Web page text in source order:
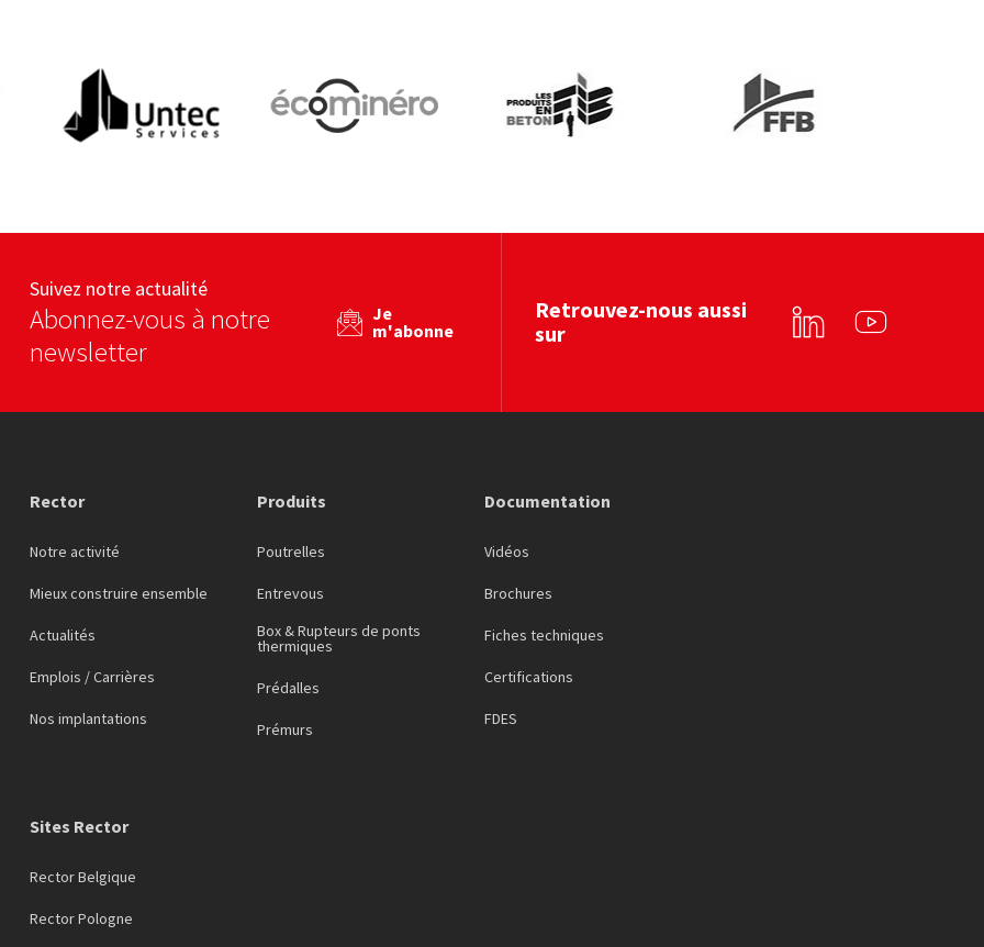
Suivez notre actualité
Abonnez-vous à notre
newsletter
Je
m'abonne
Retrouvez-nous aussi
sur
Linkedin YouTube
Rector
Notre activité
Mieux construire ensemble
Actualités
Emplois / Carrières
Nos implantations
Produits
Poutrelles
Entrevous
Box & Rupteurs de ponts
thermiques
Prédalles
Prémurs
Documentation
Vidéos
Brochures
Fiches techniques
Certifications
FDES
Sites Rector
Rector Belgique
Rector Pologne